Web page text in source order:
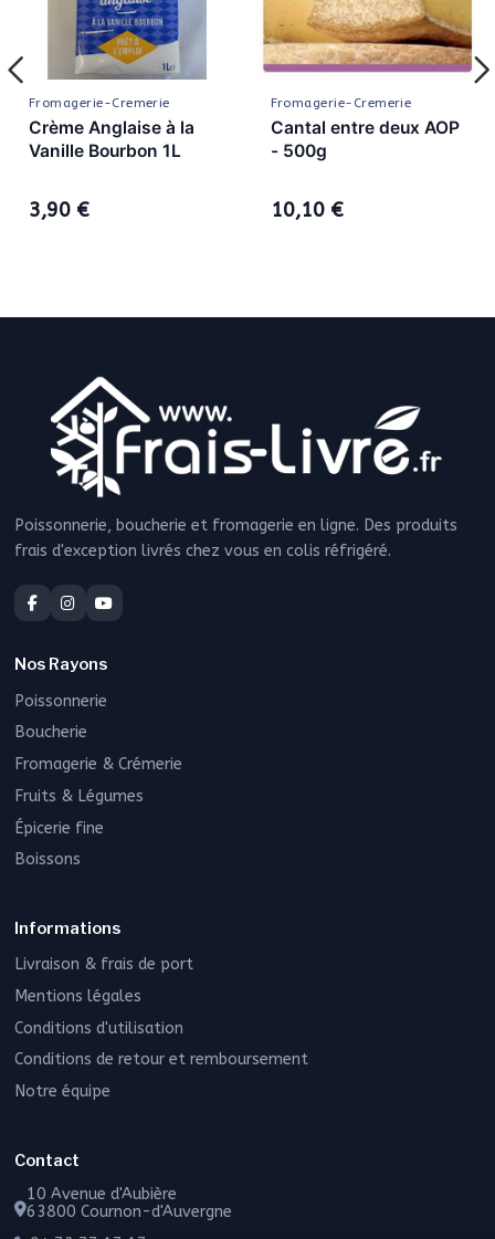
Fromagerie-Cremerie
Crème Anglaise à la
Vanille Bourbon 1L
3,90 €
Fromagerie-Cremerie
Cantal entre deux AOP
- 500g
10,10 €
Poissonnerie, boucherie et fromagerie en ligne. Des produits
frais d'exception livrés chez vous en colis réfrigéré.
Nos Rayons
Poissonnerie
Boucherie
Fromagerie & Crémerie
Fruits & Légumes
Épicerie fine
Boissons
Informations
Livraison & frais de port
Mentions légales
Conditions d'utilisation
Conditions de retour et remboursement
Notre équipe
Contact
10 Avenue d'Aubière
63800 Cournon-d'Auvergne